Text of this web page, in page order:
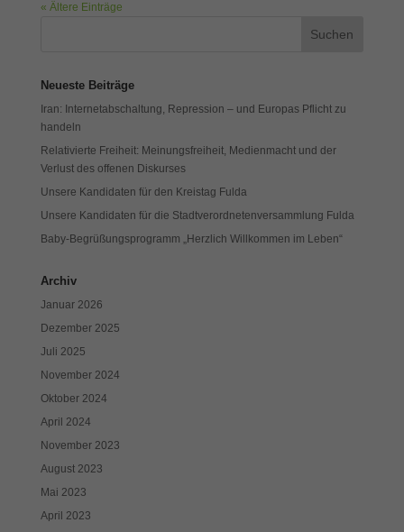
« Ältere Einträge
Neueste Beiträge
Iran: Internetabschaltung, Repression – und Europas Pflicht zu
handeln
Relativierte Freiheit: Meinungsfreiheit, Medienmacht und der
Verlust des offenen Diskurses
Unsere Kandidaten für den Kreistag Fulda
Unsere Kandidaten für die Stadtverordnetenversammlung Fulda
Baby-Begrüßungsprogramm „Herzlich Willkommen im Leben“
Archiv
Januar 2026
Dezember 2025
Juli 2025
November 2024
Oktober 2024
April 2024
November 2023
August 2023
Mai 2023
April 2023